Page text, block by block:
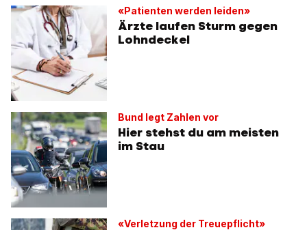
«Patienten werden leiden»
Ärzte laufen Sturm gegen
Lohndeckel
Bund legt Zahlen vor
Hier stehst du am meisten
im Stau
«Verletzung der Treuepflicht»